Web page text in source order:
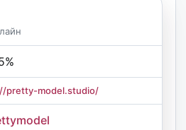
pretty-model.studio/